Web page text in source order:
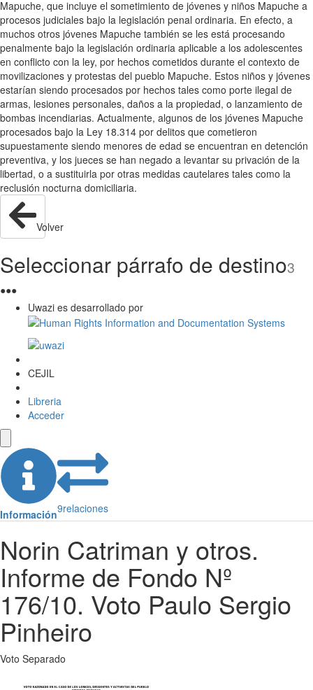
Mapuche, que incluye el sometimiento de jóvenes y niños Mapuche a
procesos judiciales bajo la legislación penal ordinaria. En efecto, a
muchos otros jóvenes Mapuche también se les está procesando
penalmente bajo la legislación ordinaria aplicable a los adolescentes
en conflicto con la ley, por hechos cometidos durante el contexto de
movilizaciones y protestas del pueblo Mapuche. Estos niños y jóvenes
estarían siendo procesados por hechos tales como porte ilegal de
armas, lesiones personales, daños a la propiedad, o lanzamiento de
bombas incendiarias. Actualmente, algunos de los jóvenes Mapuche
procesados bajo la Ley 18.314 por delitos que cometieron
supuestamente siendo menores de edad se encuentran en detención
preventiva, y los jueces se han negado a levantar su privación de la
libertad, o a sustituirla por otras medidas cautelares tales como la
reclusión nocturna domiciliaria.
Volver
Seleccionar párrafo de destino3
●●●
Uwazi es desarrollado por
CEJIL
Libreria
Acceder
Información9relaciones
Norin Catriman y otros.
Informe de Fondo Nº
176/10. Voto Paulo Sergio
Pinheiro
Voto Separado